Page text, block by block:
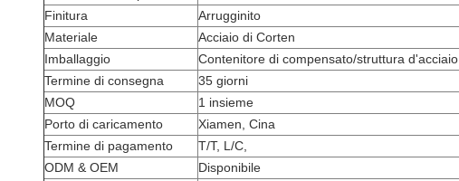
Finitura
Arrugginito
Materiale
Acciaio di Corten
Imballaggio
Contenitore di compensato/struttura d'acciaio
Termine di consegna
35 giorni
MOQ
1 insieme
Porto di caricamento
Xiamen, Cina
Termine di pagamento
T/T, L/C,
ODM & OEM
Disponibile